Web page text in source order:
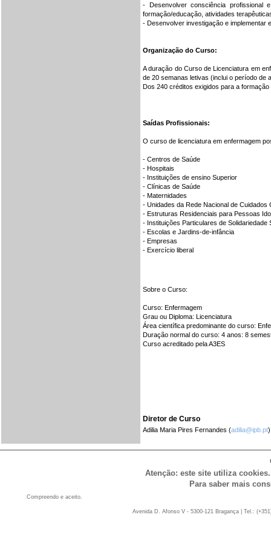
- Desenvolver consciência profissional
formação/educação, atividades
- Desenvolver investigação e implementar
Organização do Curso:
A duração do Curso de Licenciatura em
de 20 semanas letivas (inclui o período de
Dos 240 créditos exigidos para a
Saídas Profissionais:
O curso de licenciatura em enfermagem
- Centros de Saúde
- Hospitais
- Instituições de ensino Superior
- Clínicas de Saúde
- Maternidades
- Unidades da Rede Nacional de Cuidados
- Estruturas Residenciais para Pessoas
- Instituições Particulares de Solidariedade
- Escolas e Jardins-de-infância
- Empresas
- Exercício liberal
Sobre o Curso:
Curso: Enfermagem
Grau ou Diploma: Licenciatura
Área científica predominante do curso:
Duração normal do curso: 4 anos: 8
Curso acreditado pela A3ES
Diretor de Curso
Adilia Maria Pires Fernandes (adilia@ipb.pt)
Atenção: este site utiliza
Para saber mais
Compreendo e aceito.
Avenida D. Afonso V - 5300-121 Bragança | Tel.: